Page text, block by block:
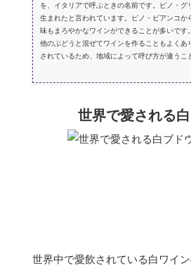
を、イタリアで呼ぶときの名前です。ピノ・グ
生まれたと言われています。ピノ・ビアンコか
味もまろやかなワインができることが多いです
他のぶどうと混ぜてワインを作ることもよくあ
されているため、地域によって呼び方が違うこ
世界で愛される
世界中で愛飲されている白ワイ